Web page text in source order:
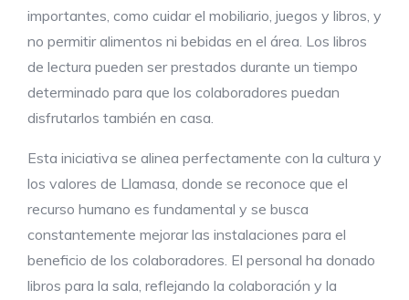
importantes, como cuidar el mobiliario, juegos y libros, y
no permitir alimentos ni bebidas en el área. Los libros
de lectura pueden ser prestados durante un tiempo
determinado para que los colaboradores puedan
disfrutarlos también en casa.
Esta iniciativa se alinea perfectamente con la cultura y
los valores de Llamasa, donde se reconoce que el
recurso humano es fundamental y se busca
constantemente mejorar las instalaciones para el
beneficio de los colaboradores. El personal ha donado
libros para la sala, reflejando la colaboración y la